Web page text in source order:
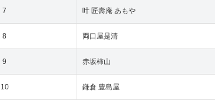
7 叶 匠壽庵 あもや
8 両口屋是清
9 赤坂柿山
10 鎌倉 豊島屋